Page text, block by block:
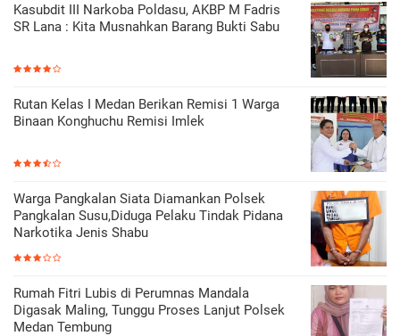
Kasubdit III Narkoba Poldasu, AKBP M Fadris
SR Lana : Kita Musnahkan Barang Bukti Sabu
Rutan Kelas I Medan Berikan Remisi 1 Warga
Binaan Konghuchu Remisi Imlek
Warga Pangkalan Siata Diamankan Polsek
Pangkalan Susu,Diduga Pelaku Tindak Pidana
Narkotika Jenis Shabu
Rumah Fitri Lubis di Perumnas Mandala
Digasak Maling, Tunggu Proses Lanjut Polsek
Medan Tembung